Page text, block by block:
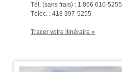
Tél. (sans frais) : 1 866 610-5255
Téléc. : 418 397-5255
Tracer votre itinéraire »